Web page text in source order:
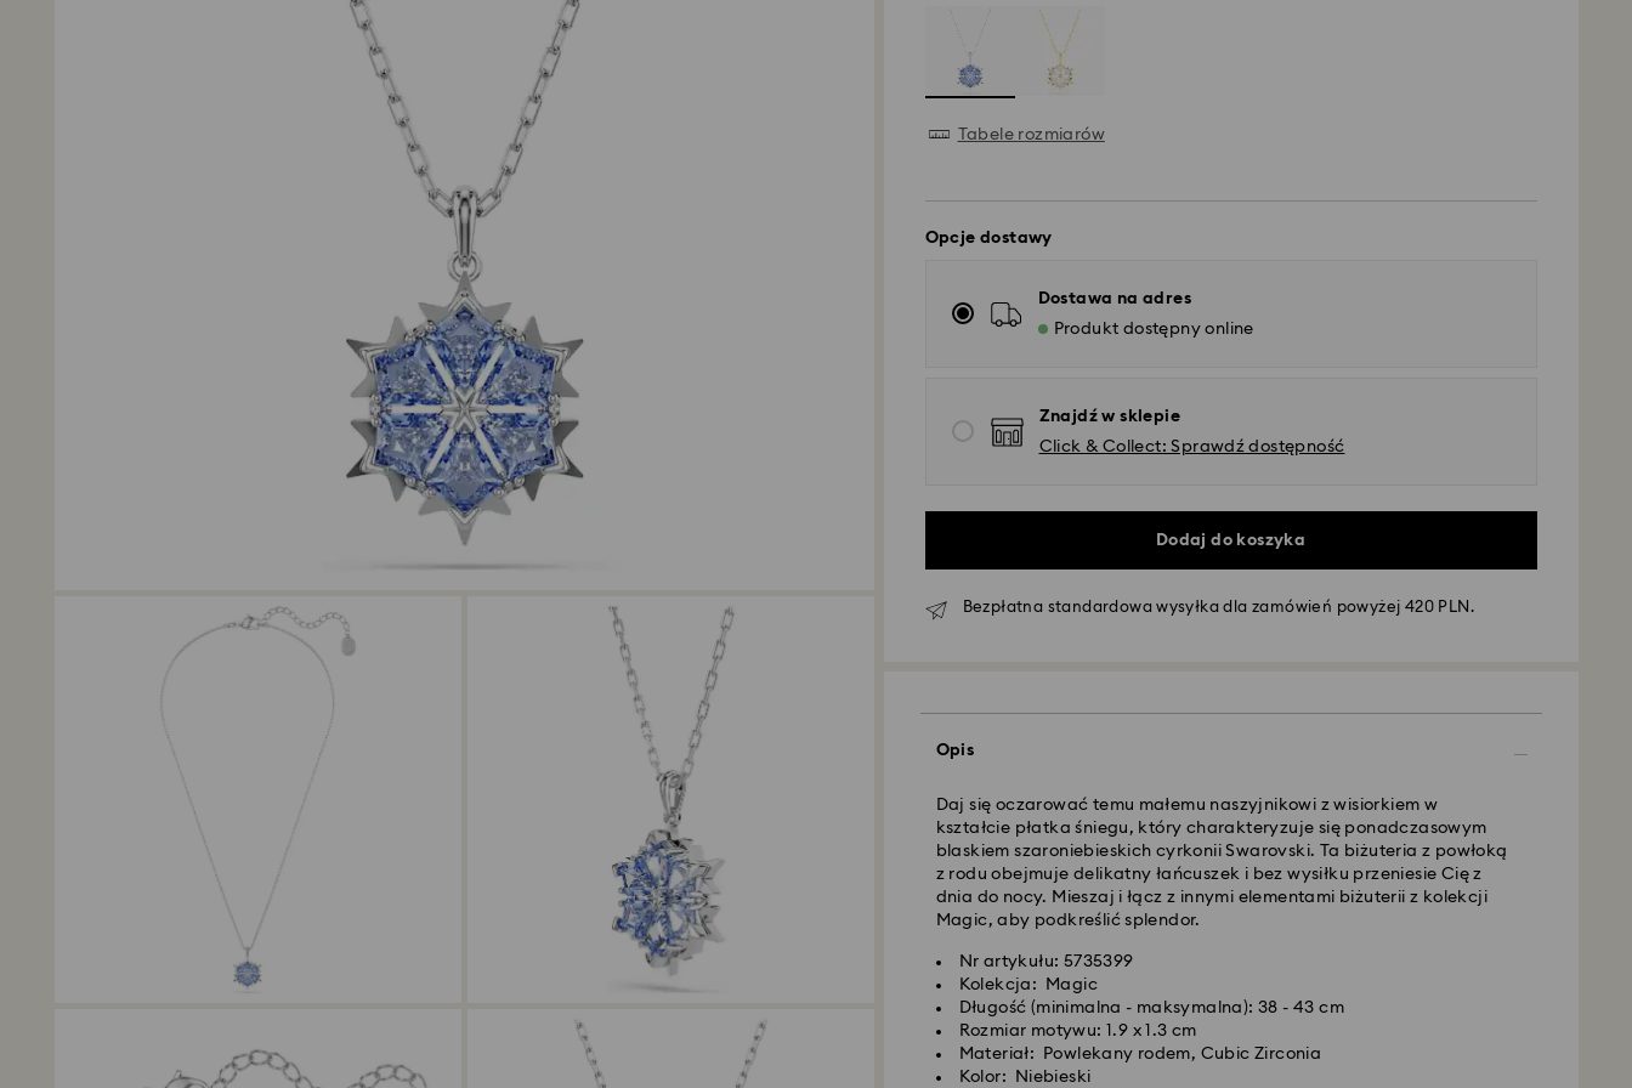
Tabele rozmiarów
Opcje dostawy
Dostawa na adres
Produkt dostępny online
Znajdź w sklepie
Click & Collect: Sprawdź dostępność
Dodaj do koszyka
Bezpłatna standardowa wysyłka dla zamówień powyżej 420 PLN.
Opis
Daj się oczarować temu małemu naszyjnikowi z wisiorkiem w
kształcie płatka śniegu, który charakteryzuje się ponadczasowym
blaskiem szaroniebieskich cyrkonii Swarovski. Ta biżuteria z powłoką
z rodu obejmuje delikatny łańcuszek i bez wysiłku przeniesie Cię z
dnia do nocy. Mieszaj i łącz z innymi elementami biżuterii z kolekcji
Magic, aby podkreślić splendor.
Nr artykułu: 5735399
Kolekcja: Magic
Długość (minimalna - maksymalna): 38 - 43 cm
Rozmiar motywu: 1.9 x 1.3 cm
Materiał: Powlekany rodem, Cubic Zirconia
Kolor: Niebieski
Zamówienia złożone of poniedziałku do piątku do godziny 10:00
Standardowy czas dostawy: 3 dni robocze po przetworzeniu i
wysyłce
Koszt dostawy standardowej: 25 PLN
Bezpłatna standardowa wysyłka dla zamówień powyżej 420 PLN
Dostawy ekspresowej -FedEx
Zamówienia złożone of poniedziałku do piątku do godziny 14:30
czasu CET zostaną przetworzone i wysłane tego samego dnia.
Czas dostawy ekspresowej: 1-2 dni robocze po przetworzeniu i
wysyłce
Koszt dostawy ekspresowej: 90 PLN